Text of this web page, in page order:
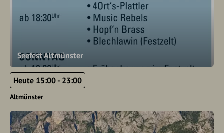
Seefest Altmünster
Heute 15:00 - 23:00
Altmünster